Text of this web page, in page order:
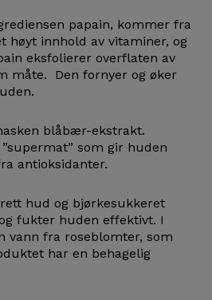
papain, kommer fra
høyt innhold av vitaminer, og
eksfolierer overflaten av
måte. Den fornyer og øker
blåbær-ekstrakt.
som gir huden
antioksidanter.
hud og bjørkesukkeret
fukter huden effektivt. I
vann fra roseblomter, som
har en behagelig